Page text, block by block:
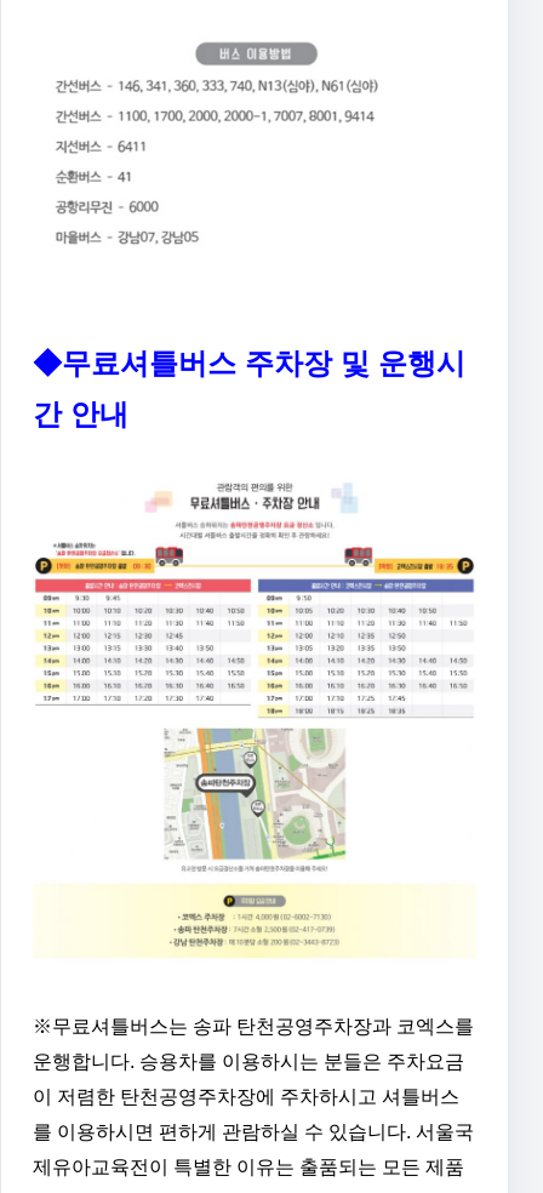
◆무료셔틀버스 주차장 및 운행시
간 안내
※무료셔틀버스는 송파 탄천공영주차장과 코엑스를
운행합니다. 승용차를 이용하시는 분들은 주차요금
이 저렴한 탄천공영주차장에 주차하시고 셔틀버스
를 이용하시면 편하게 관람하실 수 있습니다. 서울국
제유아교육전이 특별한 이유는 출품되는 모든 제품